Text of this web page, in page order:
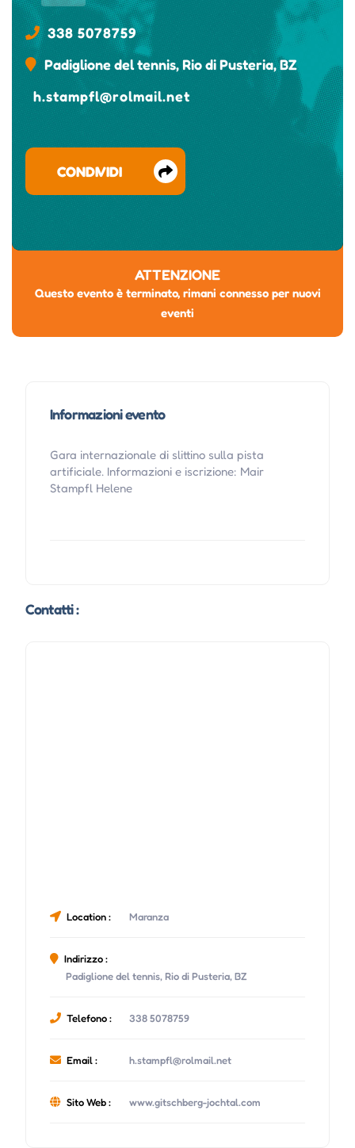
338 5078759
Padiglione del tennis, Rio di Pusteria, BZ
h.stampfl@rolmail.net
CONDIVIDI
ATTENZIONE
Questo evento è terminato, rimani connesso per nuovi
eventi
Informazioni evento
Gara internazionale di slittino sulla pista
artificiale. Informazioni e iscrizione: Mair
Stampfl Helene
Contatti :
Location : Maranza
Indirizzo :
Padiglione del tennis, Rio di Pusteria, BZ
Telefono : 338 5078759
Email : h.stampfl@rolmail.net
Sito Web : www.gitschberg-jochtal.com